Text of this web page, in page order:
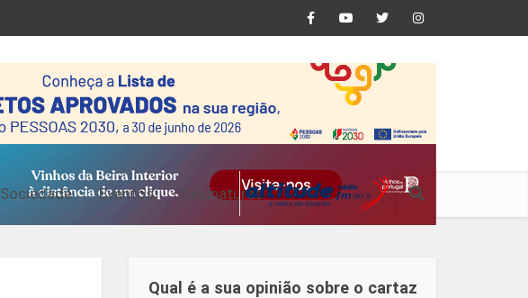
Sociedade Eventos Assinaturas
Qual é a sua opinião sobre o cartaz